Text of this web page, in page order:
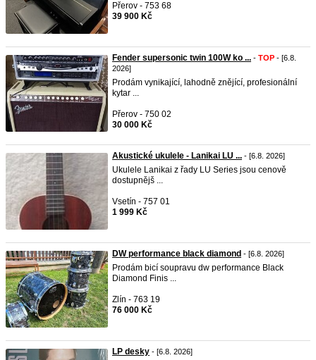
Přerov - 753 68
39 900 Kč
Fender supersonic twin 100W ko ... - TOP - [6.8.
2026]
Prodám vynikající, lahodně znějící, profesionální
kytar ...
Přerov - 750 02
30 000 Kč
Akustické ukulele - Lanikai LU ... - [6.8. 2026]
Ukulele Lanikai z řady LU Series jsou cenově
dostupnějš ...
Vsetín - 757 01
1 999 Kč
DW performance black diamond - [6.8. 2026]
Prodám bicí soupravu dw performance Black
Diamond Finis ...
Zlín - 763 19
76 000 Kč
LP desky - [6.8. 2026]